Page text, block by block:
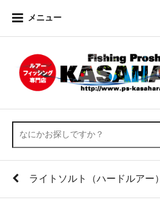
メニュー
ライトソルト（ハードルアー）